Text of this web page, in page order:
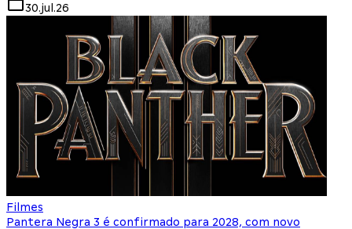
30.jul.26
Filmes
Pantera Negra 3 é confirmado para 2028, com novo